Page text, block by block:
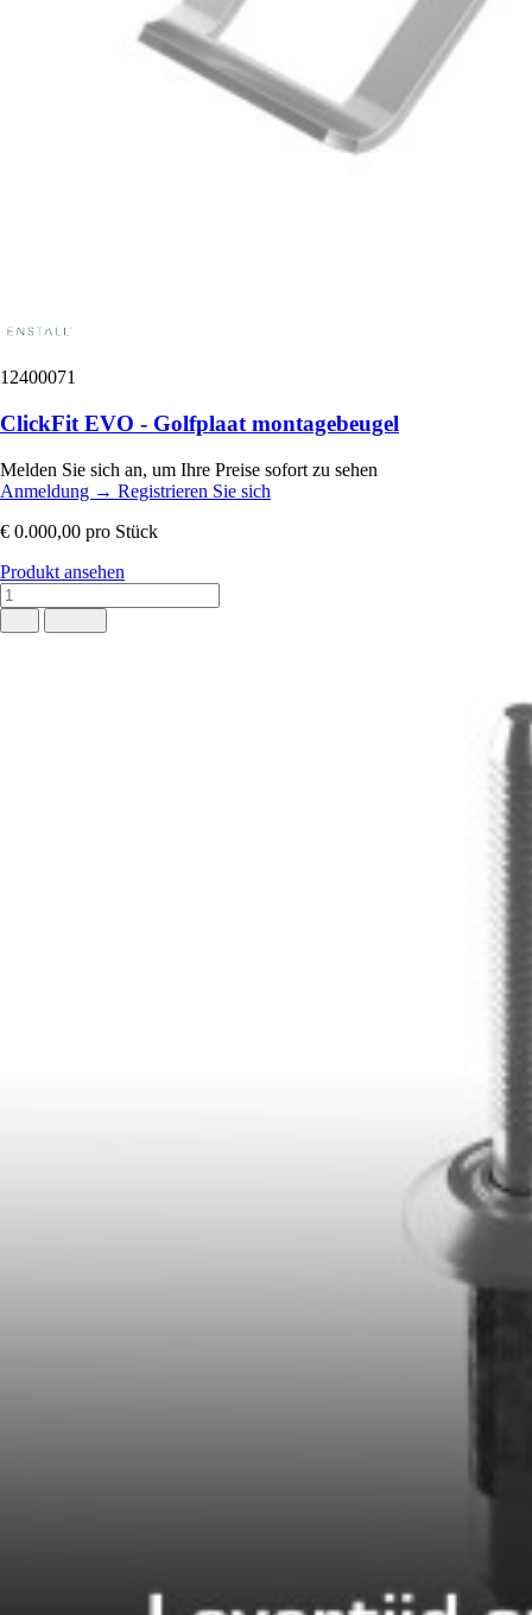
12400071
ClickFit EVO - Golfplaat montagebeugel
Melden Sie sich an, um Ihre Preise sofort zu sehen
Anmeldung → Registrieren Sie sich
€ 0.000,00 pro Stück
Produkt ansehen